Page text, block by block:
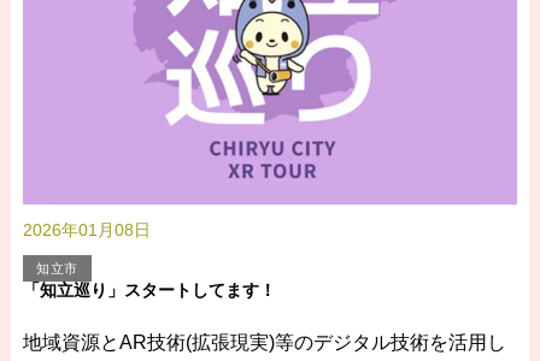
2026年01月08日
知立市
「知立巡り」スタートしてます！
地域資源とAR技術(拡張現実)等のデジタル技術を活用し